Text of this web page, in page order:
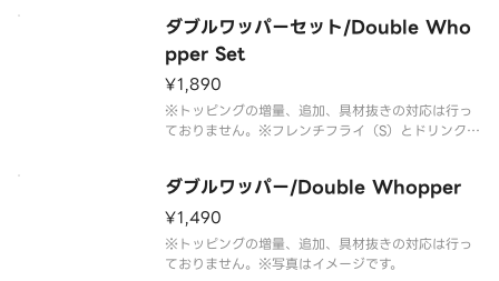
ダブルワッパーセット/Double Who
pper Set
¥1,890
※トッピングの増量、追加、具材抜きの対応は行っ
ておりません。※フレンチフライ（S）とドリンク
を防ぐため、フィルムには空気穴がございます。※
写真はイメージです。
ダブルワッパー/Double Whopper
¥1,490
※トッピングの増量、追加、具材抜きの対応は行っ
ておりません。※写真はイメージです。